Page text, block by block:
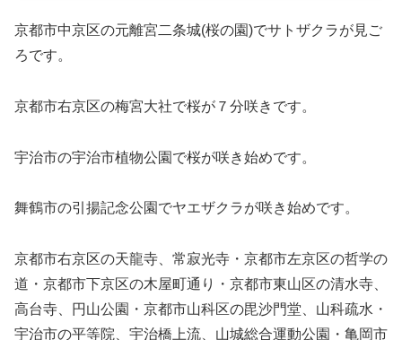
京都市中京区の元離宮二条城(桜の園)でサトザクラが見ご
ろです。
京都市右京区の梅宮大社で桜が７分咲きです。
宇治市の宇治市植物公園で桜が咲き始めです。
舞鶴市の引揚記念公園でヤエザクラが咲き始めです。
京都市右京区の天龍寺、常寂光寺・京都市左京区の哲学の
道・京都市下京区の木屋町通り・京都市東山区の清水寺、
高台寺、円山公園・京都市山科区の毘沙門堂、山科疏水・
宇治市の平等院、宇治橋上流、山城総合運動公園・亀岡市